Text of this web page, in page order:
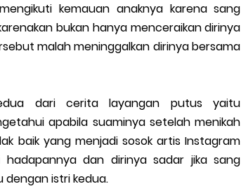
kemauan anaknya karena sang
bukan hanya menceraikan dirinya
malah meninggalkan dirinya bersama
dari cerita layangan putus yaitu
apabila suaminya setelah menikah
baik yang menjadi sosok artis Instagram
dan dirinya sadar jika sang
dengan istri kedua.